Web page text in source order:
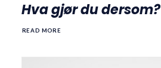
Hva gjør du dersom?
READ MORE